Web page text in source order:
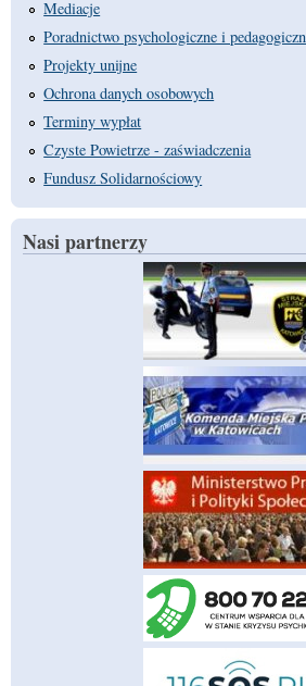
Mediacje
Poradnictwo psychologiczne i
Projekty unijne
Ochrona danych osobowych
Terminy wypłat
Czyste Powietrze - zaświadczenia
Fundusz Solidarnościowy
Nasi partnerzy